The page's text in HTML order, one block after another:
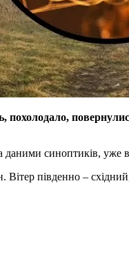
даними синоптиків, уже
південно –